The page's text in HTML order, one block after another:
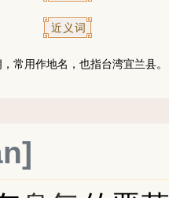
近义词
常用作地名，也指台湾宜兰县。